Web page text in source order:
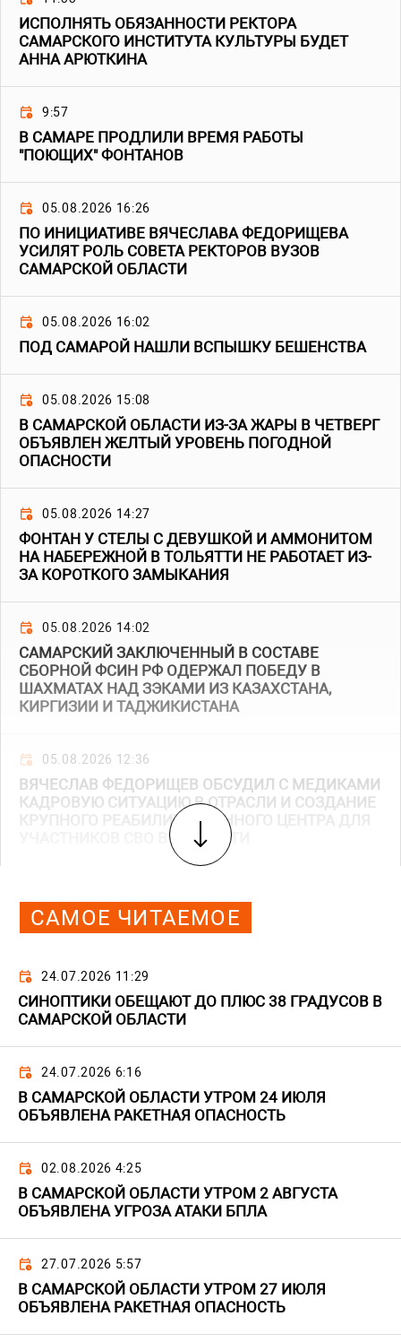
ИСПОЛНЯТЬ ОБЯЗАННОСТИ РЕКТОРА
САМАРСКОГО ИНСТИТУТА КУЛЬТУРЫ БУДЕТ
АННА АРЮТКИНА
9:57
В САМАРЕ ПРОДЛИЛИ ВРЕМЯ РАБОТЫ
"ПОЮЩИХ" ФОНТАНОВ
05.08.2026 16:26
ПО ИНИЦИАТИВЕ ВЯЧЕСЛАВА ФЕДОРИЩЕВА
УСИЛЯТ РОЛЬ СОВЕТА РЕКТОРОВ ВУЗОВ
САМАРСКОЙ ОБЛАСТИ
05.08.2026 16:02
ПОД САМАРОЙ НАШЛИ ВСПЫШКУ БЕШЕНСТВА
05.08.2026 15:08
В САМАРСКОЙ ОБЛАСТИ ИЗ-ЗА ЖАРЫ В ЧЕТВЕРГ
ОБЪЯВЛЕН ЖЕЛТЫЙ УРОВЕНЬ ПОГОДНОЙ
ОПАСНОСТИ
05.08.2026 14:27
ФОНТАН У СТЕЛЫ С ДЕВУШКОЙ И АММОНИТОМ
НА НАБЕРЕЖНОЙ В ТОЛЬЯТТИ НЕ РАБОТАЕТ ИЗ-
ЗА КОРОТКОГО ЗАМЫКАНИЯ
05.08.2026 14:02
САМАРСКИЙ ЗАКЛЮЧЕННЫЙ В СОСТАВЕ
СБОРНОЙ ФСИН РФ ОДЕРЖАЛ ПОБЕДУ В
ШАХМАТАХ НАД ЗЭКАМИ ИЗ КАЗАХСТАНА,
КИРГИЗИИ И ТАДЖИКИСТАНА
05.08.2026 12:36
ВЯЧЕСЛАВ ФЕДОРИЩЕВ ОБСУДИЛ С МЕДИКАМИ
КАДРОВУЮ СИТУАЦИЮ В ОТРАСЛИ И СОЗДАНИЕ
КРУПНОГО РЕАБИЛИТАЦИОННОГО ЦЕНТРА ДЛЯ
УЧАСТНИКОВ СВО В ТОЛЬЯТТИ
САМОЕ ЧИТАЕМОЕ
24.07.2026 11:29
СИНОПТИКИ ОБЕЩАЮТ ДО ПЛЮС 38 ГРАДУСОВ В
САМАРСКОЙ ОБЛАСТИ
24.07.2026 6:16
В САМАРСКОЙ ОБЛАСТИ УТРОМ 24 ИЮЛЯ
ОБЪЯВЛЕНА РАКЕТНАЯ ОПАСНОСТЬ
02.08.2026 4:25
В САМАРСКОЙ ОБЛАСТИ УТРОМ 2 АВГУСТА
ОБЪЯВЛЕНА УГРОЗА АТАКИ БПЛА
27.07.2026 5:57
В САМАРСКОЙ ОБЛАСТИ УТРОМ 27 ИЮЛЯ
ОБЪЯВЛЕНА РАКЕТНАЯ ОПАСНОСТЬ